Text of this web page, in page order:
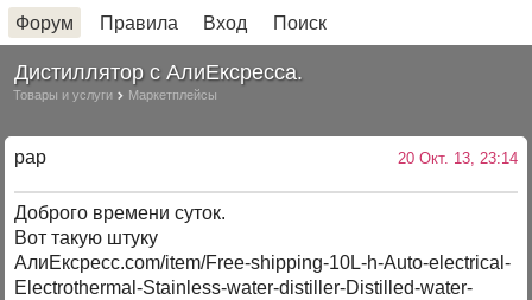
Форум Правила Вход Поиск
Дистиллятор с АлиЕксресса.
Товары и услуги Маркетплейсы
pap 20 Окт. 13, 23:14
Доброго времени суток.
Вот такую штуку
АлиЕксресс.com/item/Free-shipping-10L-h-Auto-electrical-
Electrothermal-Stainless-water-distiller-Distilled-water-